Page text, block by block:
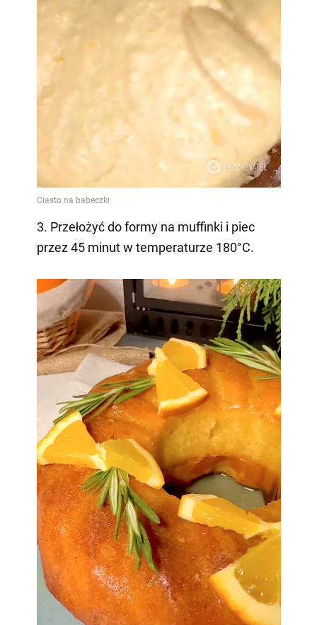
3. Przełożyć do formy na muffinki i piec
przez 45 minut w temperaturze 180°C.